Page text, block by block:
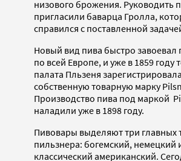
низового брожения. Руководить
пригласили баварца Гролла,
справился с поставленной
Новый вид пива быстро
по всей Европе, и уже в 1859 году
палата Пльзеня зарегистрировала
собственную товарную марку
Производство пива под маркой
наладили уже в 1898 году.
Пивовары выделяют три главных
пильзнера: богемский, немецкий
классический американский.